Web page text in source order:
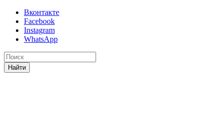
Вконтакте
Facebook
Instagram
WhatsApp
Найти